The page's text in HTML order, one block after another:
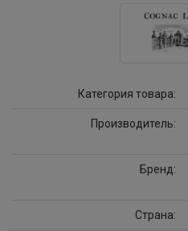
Категория товара:
Производитель:
Бренд:
Страна: